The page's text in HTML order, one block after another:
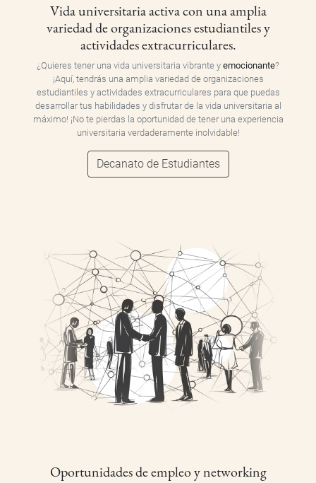
Vida universitaria activa con una amplia
variedad de organizaciones estudiantiles y
actividades extracurriculares.
¿Quieres tener una vida universitaria vibrante y emocionante?
¡Aquí, tendrás una amplia variedad de organizaciones
estudiantiles y actividades extracurriculares para que puedas
desarrollar tus habilidades y disfrutar de la vida universitaria al
máximo! ¡No te pierdas la oportunidad de tener una experiencia
universitaria verdaderamente inolvidable!
Decanato de Estudiantes
Oportunidades de empleo y networking